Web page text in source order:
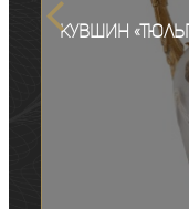
Кувшин